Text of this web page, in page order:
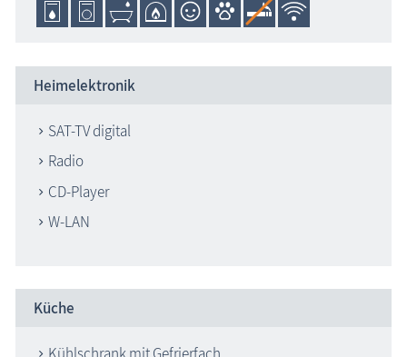
Heimelektronik
SAT-TV digital
Radio
CD-Player
W-LAN
Küche